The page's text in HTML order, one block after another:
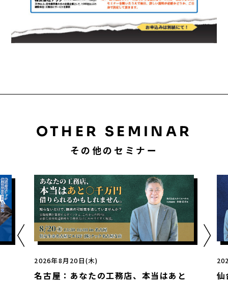
OTHER SEMINAR
その他のセミナー
2026年8月21日(金)
仙台：工務店の9割が知らない融資の受